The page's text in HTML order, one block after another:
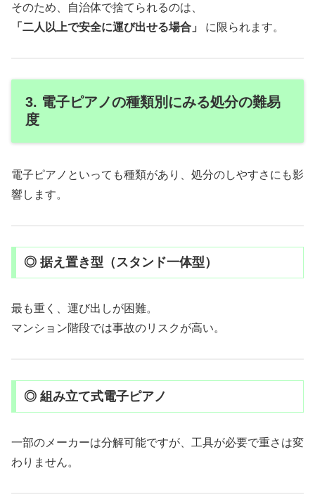
そのため、自治体で捨てられるのは、
「二人以上で安全に運び出せる場合」
に限られます。
3. 電子ピアノの種類別にみる処分の難易
度
電子ピアノといっても種類があり、処分のしやすさにも影
響します。
◎ 据え置き型（スタンド一体型）
最も重く、運び出しが困難。
マンション階段では事故のリスクが高い。
◎ 組み立て式電子ピアノ
一部のメーカーは分解可能ですが、工具が必要で重さは変
わりません。